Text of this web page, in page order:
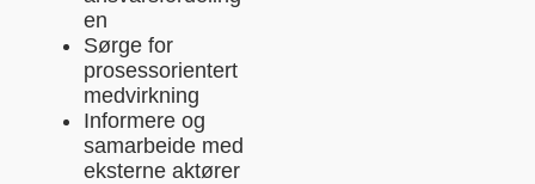
en
Sørge for
prosessorientert
medvirkning
Informere og
samarbeide med
eksterne aktører